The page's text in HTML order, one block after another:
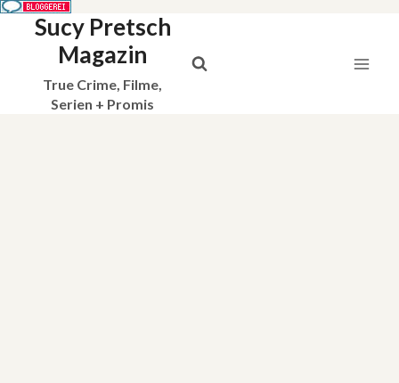
Sucy Pretsch
Magazin
True Crime, Filme,
Serien + Promis